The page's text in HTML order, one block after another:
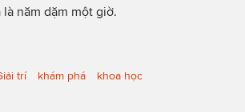
năm dặm một giờ.
trí khám phá khoa học